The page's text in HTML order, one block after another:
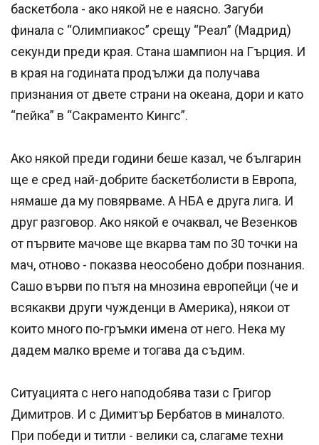
баскетбола - ако някой не е наясно. Загуби
финала с “Олимпиакос” срещу “Реал” (Мадрид)
секунди преди края. Стана шампион на Гърция. И
в края на годината продължи да получава
признания от двете страни на океана, дори и като
“пейка” в “Сакраменто Кингс”.
Ако някой преди години беше казал, че българин
ще е сред най-добрите баскетболисти в Европа,
нямаше да му повярваме. А НБА е друга лига. И
друг разговор. Ако някой е очаквал, че Везенков
от първите мачове ще вкарва там по 30 точки на
мач, отново - показва неособено добри познания.
Сашо върви по пътя на мнозина европейци (че и
всякакви други чужденци в Америка), някои от
които много по-гръмки имена от него. Нека му
дадем малко време и тогава да съдим.
Ситуацията с него наподобява тази с Григор
Димитров. И с Димитър Бербатов в миналото.
При победи и титли - велики са, слагаме техни